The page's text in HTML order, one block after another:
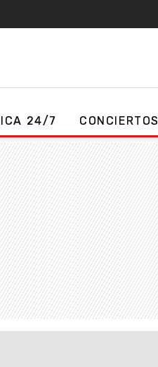
24/7 CONCIERTOS